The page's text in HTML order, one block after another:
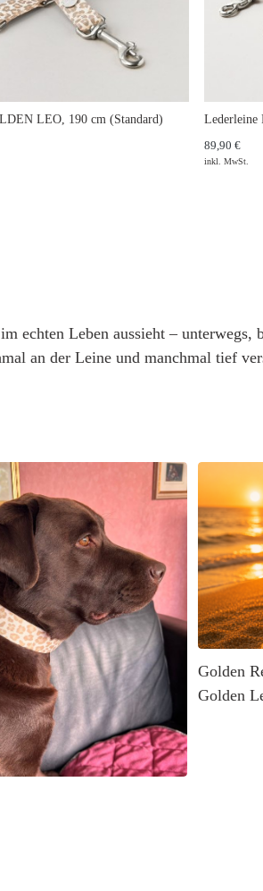
LEO, 190 cm (Standard)
Lederleine
89,90 €
inkl. MwSt.
echten Leben aussieht –
an der Leine und manchmal tief
Golden
Golden